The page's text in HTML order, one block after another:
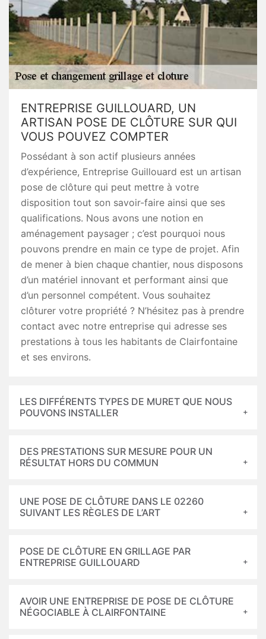
ENTREPRISE GUILLOUARD, UN
ARTISAN POSE DE CLÔTURE SUR QUI
VOUS POUVEZ COMPTER
Possédant à son actif plusieurs années
d’expérience, Entreprise Guillouard est un artisan
pose de clôture qui peut mettre à votre
disposition tout son savoir-faire ainsi que ses
qualifications. Nous avons une notion en
aménagement paysager ; c’est pourquoi nous
pouvons prendre en main ce type de projet. Afin
de mener à bien chaque chantier, nous disposons
d’un matériel innovant et performant ainsi que
d’un personnel compétent. Vous souhaitez
clôturer votre propriété ? N’hésitez pas à prendre
contact avec notre entreprise qui adresse ses
prestations à tous les habitants de Clairfontaine
et ses environs.
LES DIFFÉRENTS TYPES DE MURET QUE NOUS
POUVONS INSTALLER
DES PRESTATIONS SUR MESURE POUR UN
RÉSULTAT HORS DU COMMUN
UNE POSE DE CLÔTURE DANS LE 02260
SUIVANT LES RÈGLES DE L’ART
POSE DE CLÔTURE EN GRILLAGE PAR
ENTREPRISE GUILLOUARD
AVOIR UNE ENTREPRISE DE POSE DE CLÔTURE
NÉGOCIABLE À CLAIRFONTAINE